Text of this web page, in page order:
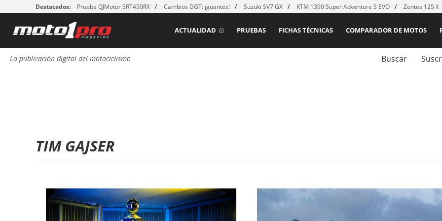
Destacados: Prueba QJMotor SRT450RX Cambios DGT: ¡guantes! Suzuki SV7 GX KTM 1390 Super Adventure S EVO Zontes 125 X
COMPARADOR DE MOTOS
FICHAS TÉCNICAS
PRUEBAS
ACTUALIDAD
La publicación digital del motociclismo Buscar
TIM GAJSER